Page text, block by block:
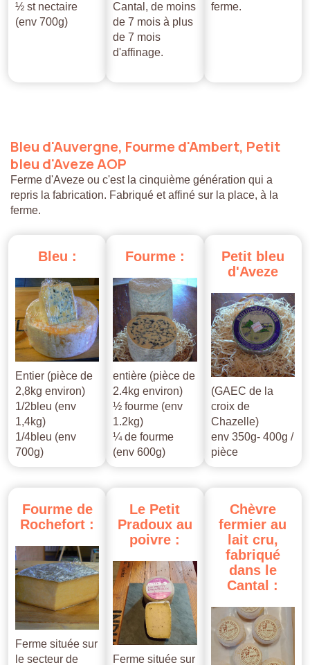
½ st nectaire
(env 700g)
Cantal, de moins
de 7 mois à plus
de 7 mois
d'affinage.
ferme.
Bleu d'Auvergne, Fourmed'Ambert, Petit
bleu d'AvezeAOP
Ferme d'Aveze ou c'est la cinquième génération qui a
repris la fabrication. Fabriqué et affiné sur la place, à la
ferme.
Bleu :
Entier (pièce de
2,8kg environ)
1/2bleu (env
1,4kg)
1/4bleu (env
700g)
Fourme :
entière (pièce de
2.4kg environ)
½ fourme (env
1.2kg)
¼ de fourme
(env 600g)
Petit bleu
d'Aveze
(GAEC de la
croix de
Chazelle)
env 350g- 400g /
pièce
Fourme de
Rochefort :
Ferme située sur
le secteur de
Le Petit
Pradoux au
poivre :
Ferme située sur
Chèvre
fermier au
lait cru,
fabriqué
dans le
Cantal :